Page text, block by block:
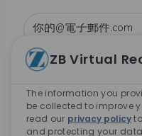
本人勾選此方框，即同
本人勾選此方框，即同
個人資料用於招募相關
The information you
be collected to improve
read our privacy policy
and protecting your data